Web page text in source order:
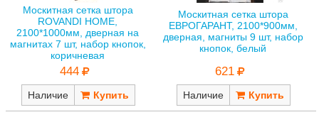
Москитная сетка штора
ROVANDI HOME,
2100*1000мм, дверная на
магнитах 7 шт, набор кнопок,
коричневая
444
Наличие
Москитная сетка штора
ЕВРОГАРАНТ, 2100*900мм,
дверная, магниты 9 шт, набор
кнопок, белый
621
Наличие